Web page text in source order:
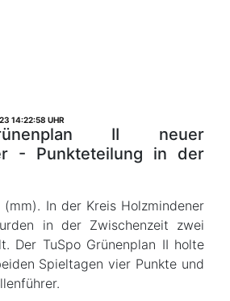
14:22:58 UHR
II neuer
- Punkteteilung in der
(mm). In der Kreis Holzmindener
in der Zwischenzeit zwei
Der TuSpo Grünenplan II holte
Spieltagen vier Punkte und